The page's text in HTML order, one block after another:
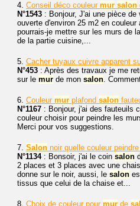
4. Conseil déco couleur mur salon
N°1543 : Bonjour, J'ai une pièce
ouverte d'environ 25 m2 en
pourrais-je mettre sur les murs de
de la partie cuisine,...
5. Cacher tuyaux cuivre apparent
N°453 : Après des travaux je me
sur le mur de mon salon.
6. Couleur mur plafond salon
N°1167 : Bonjour, j'ai des fauteuils
couleur choisir pour peindre les
Merci pour vos suggestions.
7. Salon noir quelle couleur
N°1134: Bonsoir, j'ai le coin salon
2 places et 3 places avec une
donne sur le noir, aussi, le salon
tissus que celui de la chaise et...
8. Choix de couleur pour mur de